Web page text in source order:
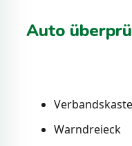
Auto
Warndreieck